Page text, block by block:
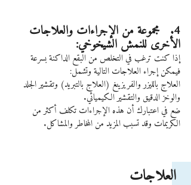
4.   مجموعة من الإجراءات والعلاجات
الأخرى للنمش الشيخوخي:
إذا كنت ترغب في التخلص من البقع الداكنة بسرعة
فيمكن إجراء العلاجات التالية وتشمل:
العلاج بالليزر والفريزينغ (العلاج بالتبريد) وتقشير الجلد
والوخز الدقيق والتقشير الكيميائي.
ضع في اعتبارك أن هذه الإجراءات تكلف أكثر من
الكريمات وقد تسبب المزيد من المخاطر والمشاكل.